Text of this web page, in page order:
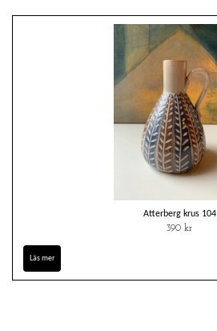
Atterberg krus 104
390 kr
Läs mer